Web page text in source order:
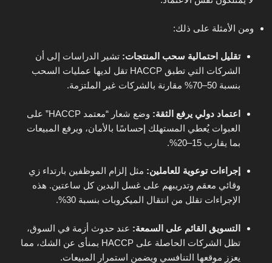
ومن الأمثلة على ذلك:
تقليل احتمالية سحب المنتجات: تشير الدراسات إلى أن
الشركات التي تطبق HACCP تقل لديها عمليات السحب
بنسبة 50–70% مقارنة بالشركات غير الملتزمة.
اعتماد دولي يرفع الثقة:
وضع شعار “معتمد HACCP” على
العبوات يُعطي المستهلك إحساسًا بالأمان، ويرفع المبيعات
بما يقارب 15–20%.
إجراءات توعوية للعاملين: مثل إلزام الموظفين بارتداء زي
وقائي معقم وتدريبهم على غسل اليدين كل ساعتين. هذه
الإجراءات تقلل من انتقال الميكروبات بنسبة 30%.
التسويق القائم على السمعة: عند حدوث أزمة في السوق،
تظل الشركات الحاصلة على HACCP بمنأى عن الشك، مما
يعزز موقعها التنافسي ويضمن استمرار المبيعات.